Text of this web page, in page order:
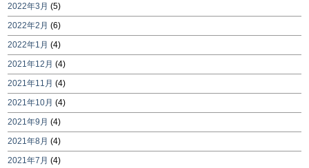
2022年3月 (5)
2022年2月 (6)
2022年1月 (4)
2021年12月 (4)
2021年11月 (4)
2021年10月 (4)
2021年9月 (4)
2021年8月 (4)
2021年7月 (4)